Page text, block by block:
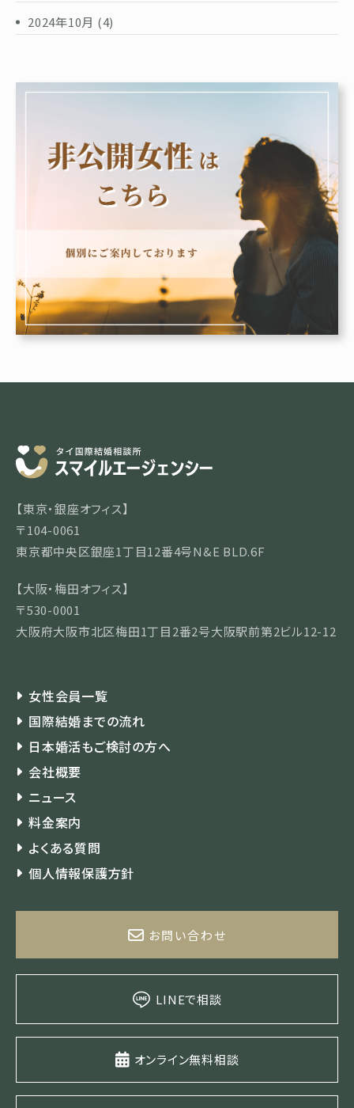
2024年10月 (4)
【東京・銀座オフィス】
〒104-0061
東京都中央区銀座1丁目12番4号N&E BLD.6F
【大阪・梅田オフィス】
〒530-0001
大阪府大阪市北区梅田1丁目2番2号大阪駅前第2ビル12-12
女性会員一覧
国際結婚までの流れ
日本婚活もご検討の方へ
会社概要
ニュース
料金案内
よくある質問
個人情報保護方針
お問い合わせ
LINEで相談
オンライン無料相談